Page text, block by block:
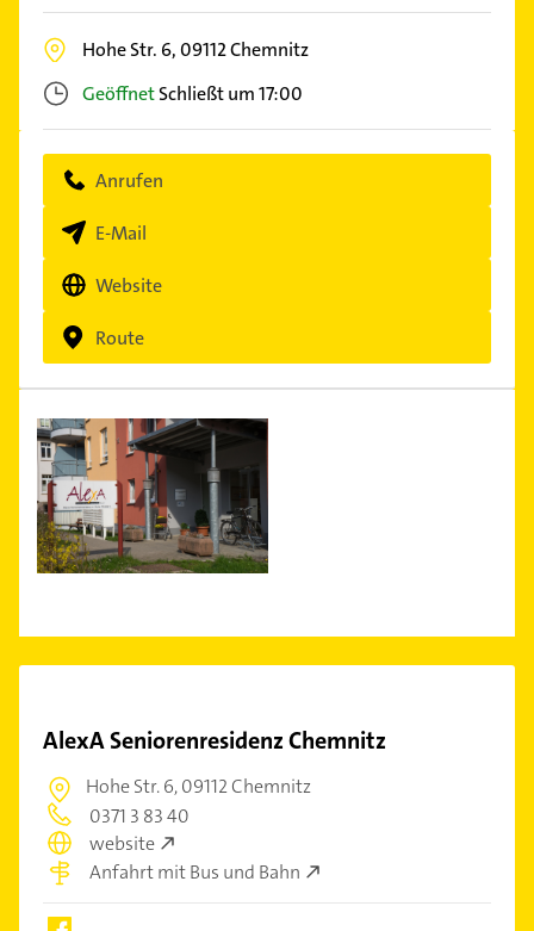
Hohe Str. 6,09112Chemnitz
GeöffnetSchließt um 17:00
Anrufen
E-Mail
Website
Route
AlexA Seniorenresidenz Chemnitz
Hohe Str. 6,09112 Chemnitz
0371 3 83 40
website
Anfahrt mit Bus und Bahn